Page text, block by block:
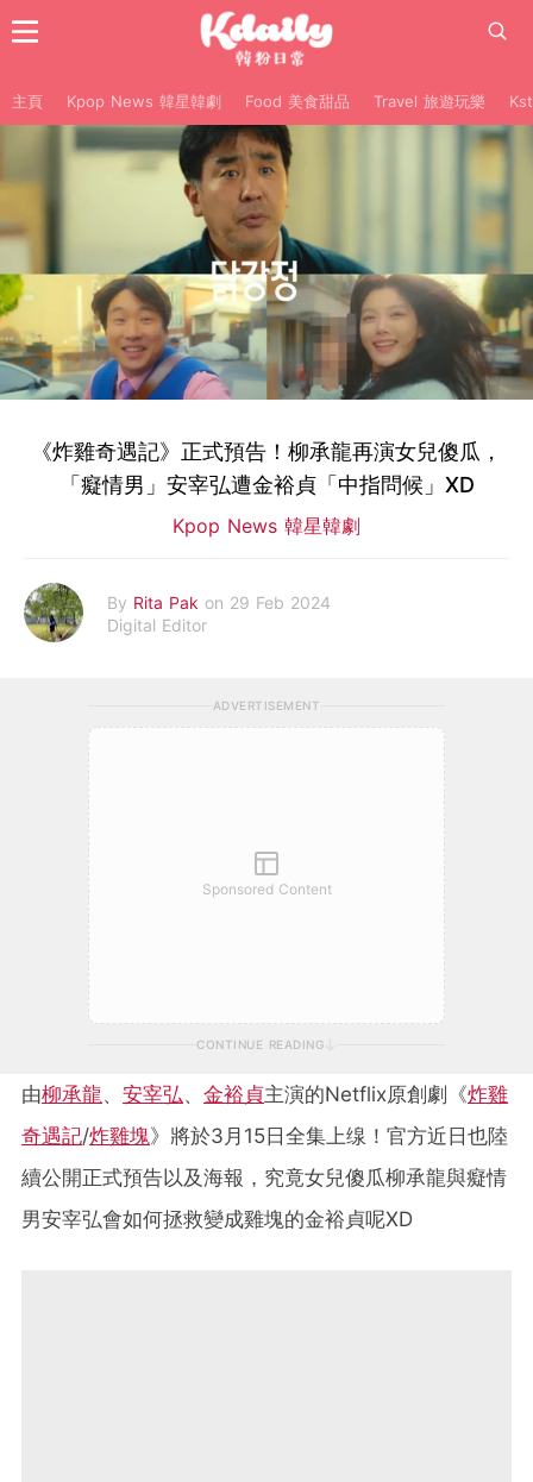
主頁 Kpop News 韓星韓劇 Food 美食甜品 Travel 旅遊玩樂
《炸雞奇遇記》正式預告！柳承龍再演女兒傻瓜，
「癡情男」安宰弘遭金裕貞「中指問候」XD
Kpop News 韓星韓劇
By Rita Pak on 29 Feb 2024
Digital Editor
ADVERTISEMENT
Sponsored Content
CONTINUE READING
由柳承龍、 安宰弘、 金裕貞主演的Netflix原創劇《炸雞
奇遇記/炸雞塊》將於3月15日全集上缐！官方近日也陸
續公開正式預告以及海報，究竟女兒傻瓜柳承龍與癡情
男安宰弘會如何拯救變成雞塊的金裕貞呢XD